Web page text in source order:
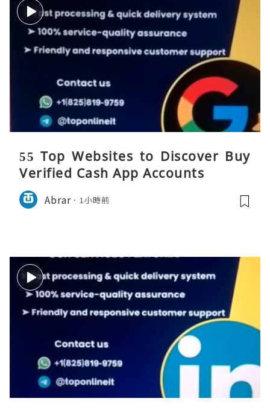
55 Top Websites to Discover Buy
Verified Cash App Accounts
Abrar 1小時前